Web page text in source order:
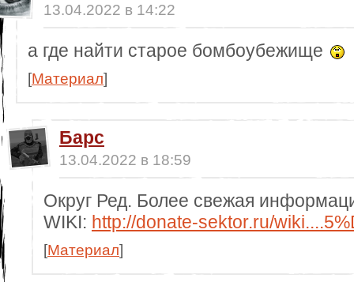
13.04.2022 в 14:22
а где найти старое бомбоубежище
[Материал]
Барс
13.04.2022 в 18:59
Округ Ред. Более свежая
WIKI: http://donate-sektor.ru/
[Материал]